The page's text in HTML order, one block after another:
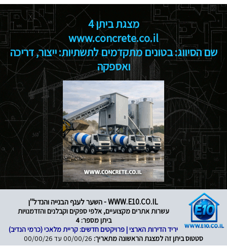
מצגת ביתן 4
www.concrete.co.il
שם הסיווג: בטונים מתקדמים לתשתיות: ייצור, דריכה
ואספקה
WWW.E10.CO.IL - השער לענף הבנייה והנדל"ן
עשרות אתרים מקצועיים, אלפי ספקים וקבלנים והזדמנויות
ביתן מספר: 4
יריד הדירות הארצי | פרויקטים חדשים: קריית מלאכי (כרמי הנדיב)
סטטוס ביתן זה למצגת הראשונה מתאריך: 00/00/26 עד 00/00/26